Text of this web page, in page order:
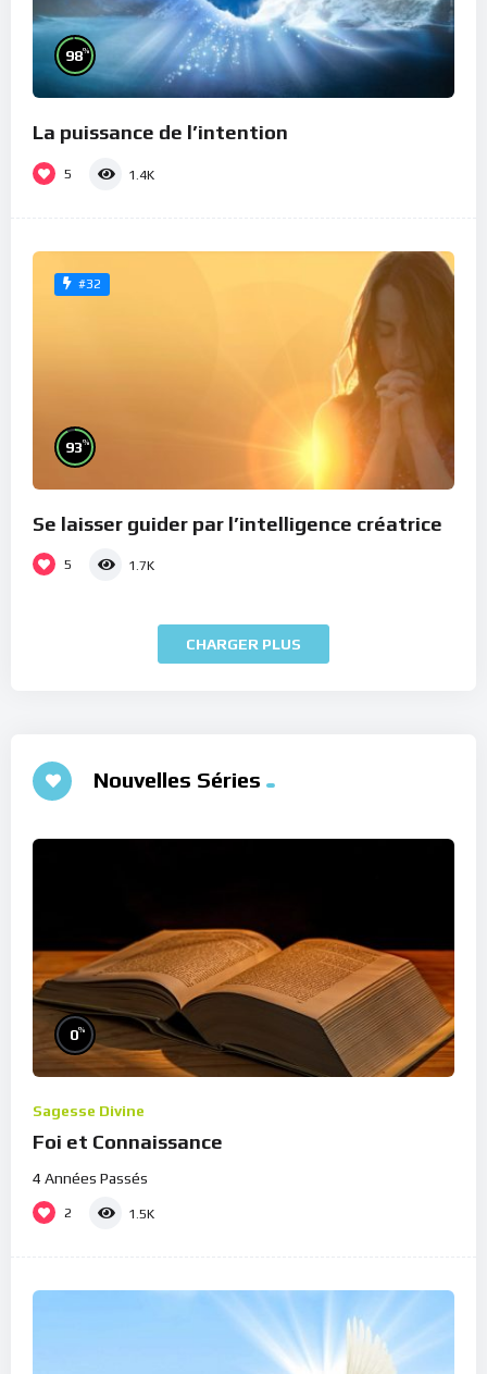
98%
La puissance de l’intention
5 1.4K
#32
93%
Se laisser guider par l’intelligence créatrice
5 1.7K
CHARGER PLUS
Nouvelles Séries
0%
Sagesse Divine
Foi et Connaissance
4 Années Passés
2 1.5K